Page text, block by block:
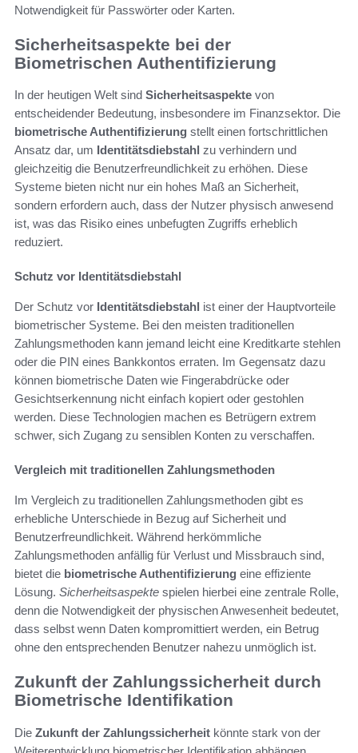
Notwendigkeit für Passwörter oder Karten.
Sicherheitsaspekte bei der
Biometrischen Authentifizierung
In der heutigen Welt sind Sicherheitsaspekte von
entscheidender Bedeutung, insbesondere im Finanzsektor. Die
biometrische Authentifizierung stellt einen fortschrittlichen
Ansatz dar, um Identitätsdiebstahl zu verhindern und
gleichzeitig die Benutzerfreundlichkeit zu erhöhen. Diese
Systeme bieten nicht nur ein hohes Maß an Sicherheit,
sondern erfordern auch, dass der Nutzer physisch anwesend
ist, was das Risiko eines unbefugten Zugriffs erheblich
reduziert.
Schutz vor Identitätsdiebstahl
Der Schutz vor Identitätsdiebstahl ist einer der Hauptvorteile
biometrischer Systeme. Bei den meisten traditionellen
Zahlungsmethoden kann jemand leicht eine Kreditkarte stehlen
oder die PIN eines Bankkontos erraten. Im Gegensatz dazu
können biometrische Daten wie Fingerabdrücke oder
Gesichtserkennung nicht einfach kopiert oder gestohlen
werden. Diese Technologien machen es Betrügern extrem
schwer, sich Zugang zu sensiblen Konten zu verschaffen.
Vergleich mit traditionellen Zahlungsmethoden
Im Vergleich zu traditionellen Zahlungsmethoden gibt es
erhebliche Unterschiede in Bezug auf Sicherheit und
Benutzerfreundlichkeit. Während herkömmliche
Zahlungsmethoden anfällig für Verlust und Missbrauch sind,
bietet die biometrische Authentifizierung eine effiziente
Lösung. Sicherheitsaspekte spielen hierbei eine zentrale Rolle,
denn die Notwendigkeit der physischen Anwesenheit bedeutet,
dass selbst wenn Daten kompromittiert werden, ein Betrug
ohne den entsprechenden Benutzer nahezu unmöglich ist.
Zukunft der Zahlungssicherheit durch
Biometrische Identifikation
Die Zukunft der Zahlungssicherheit könnte stark von der